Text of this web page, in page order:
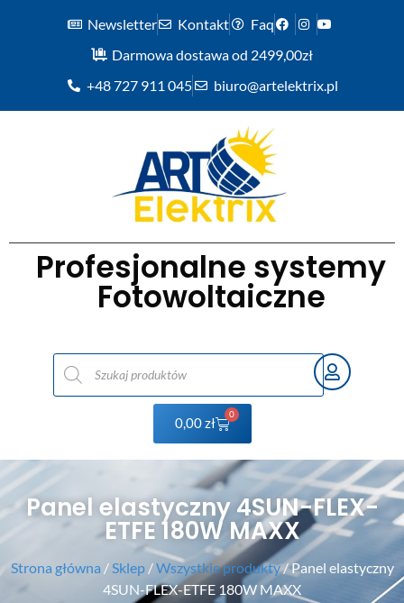
Newsletter Kontakt
Faq
Darmowa dostawa od 2499,00zł
+48 727 911 045
biuro@artelektrix.pl
Profesjonalne systemy
Fotowoltaiczne
0,00zł
0
Panel elastyczny 4SUN-FLEX-
ETFE 180W MAXX
Strona główna / Sklep/Wszystkie produkty/ Panel elastyczny
4SUN-FLEX-ETFE 180W MAXX